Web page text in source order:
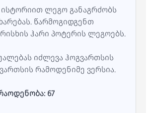
ისტორიით ლეგო განაგრძობს
წარმოგიდგენთ
ჰარი პოტერის ლეგოებს.
იძლევა ჰოგვართსის
რამოდენიმე ვერსია.
67